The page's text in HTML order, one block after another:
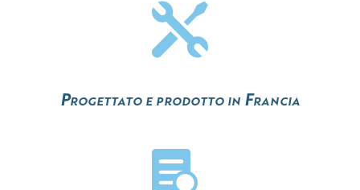

Progettato e prodotto in Francia
